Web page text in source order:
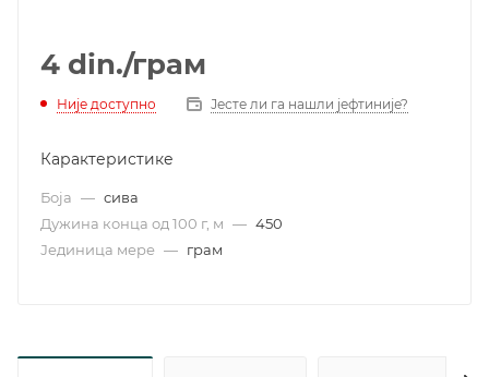
4 din./грам
Није доступно Јесте ли га нашли јефтиније?
Карактеристике
Боја — сива
Дужина конца од 100 г, м — 450
Јединица мере — грам